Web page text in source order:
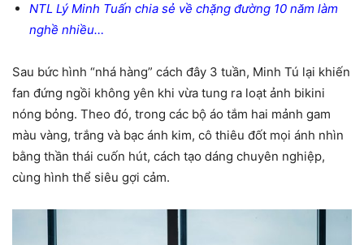
NTL Lý Minh Tuấn chia sẻ về chặng đường 10 năm làm
nghề nhiều…
Sau bức hình “nhá hàng” cách đây 3 tuần, Minh Tú lại khiến
fan đứng ngồi không yên khi vừa tung ra loạt ảnh bikini
nóng bỏng. Theo đó, trong các bộ áo tắm hai mảnh gam
màu vàng, trắng và bạc ánh kim, cô thiêu đốt mọi ánh nhìn
bằng thần thái cuốn hút, cách tạo dáng chuyên nghiệp,
cùng hình thể siêu gợi cảm.